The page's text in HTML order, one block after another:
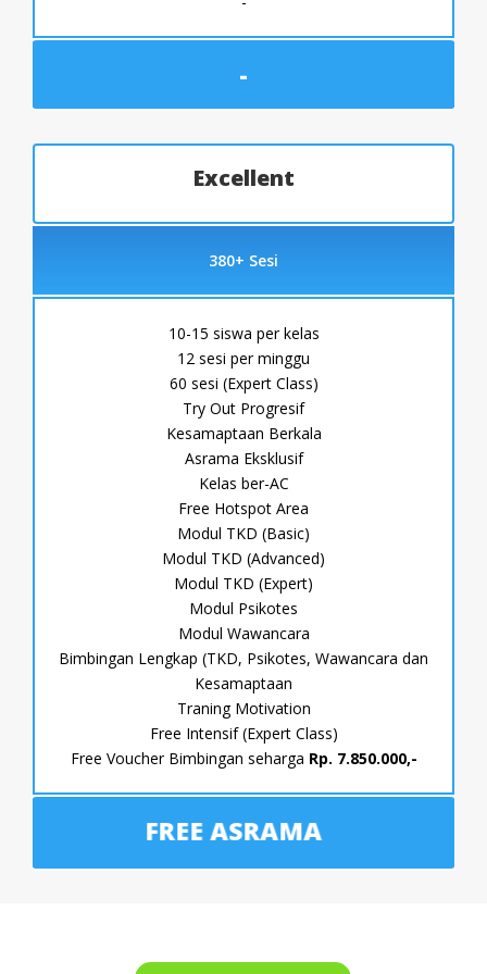
-
Excellent
380+ Sesi
10-15 siswa per kelas
12 sesi per minggu
60 sesi (Expert Class)
Try Out Progresif
Kesamaptaan Berkala
Asrama Eksklusif
Kelas ber-AC
Free Hotspot Area
Modul TKD (Basic)
Modul TKD (Advanced)
Modul TKD (Expert)
Modul Psikotes
Modul Wawancara
Bimbingan Lengkap (TKD, Psikotes, Wawancara dan
Kesamaptaan
Traning Motivation
Free Intensif (Expert Class)
Free Voucher Bimbingan seharga Rp. 7.850.000,-
FREE ASRAMA